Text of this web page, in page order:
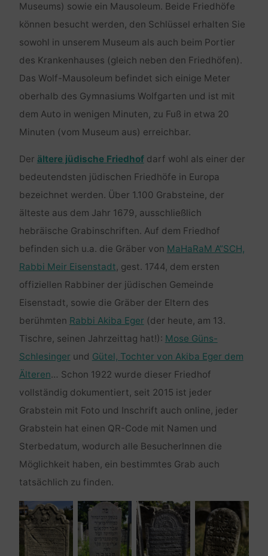
Museums) sowie ein Mausoleum. Beide Friedhöfe
können besucht werden, den Schlüssel erhalten Sie
sowohl in unserem Museum als auch beim Portier
des Krankenhauses (gleich neben den Friedhöfen).
Das Wolf-Mausoleum befindet sich einige Meter
oberhalb des Gymnasiums Wolfgarten und ist mit
dem Auto in wenigen Minuten, zu Fuß in etwa 20
Minuten (vom Museum aus) erreichbar.
Der ältere jüdische Friedhofdarf wohl als einer der
bedeutendsten jüdischen Friedhöfe in Europa
bezeichnet werden. Über 1.100 Grabsteine, der
älteste aus dem Jahr 1679, ausschließlich
hebräische Grabinschriften. Auf dem Friedhof
befinden sich u.a. die Gräber von MaHaRaM A”SCH,
Rabbi Meir Eisenstadt, gest. 1744, dem ersten
offiziellen Rabbiner der jüdischen Gemeinde
Eisenstadt, sowie die Gräber der Eltern des
berühmten Rabbi Akiba Eger (der heute, am 13.
Tischre, seinen Jahrzeittag hat!): Mose Güns-
Schlesinger und Gütel, Tochter von Akiba Eger dem
Älteren… Schon 1922 wurde dieser Friedhof
vollständig dokumentiert, seit 2015 ist jeder
Grabstein mit Foto und Inschrift auch online, jeder
Grabstein hat einen QR-Code mit Namen und
Sterbedatum, wodurch alle BesucherInnen die
Möglichkeit haben, ein bestimmtes Grab auch
tatsächlich zu finden.